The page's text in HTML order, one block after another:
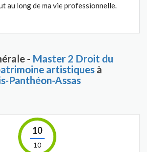
au long de ma vie professionnelle.
- Master 2 Droit du
artistiques à
Panthéon-Assas
10
10